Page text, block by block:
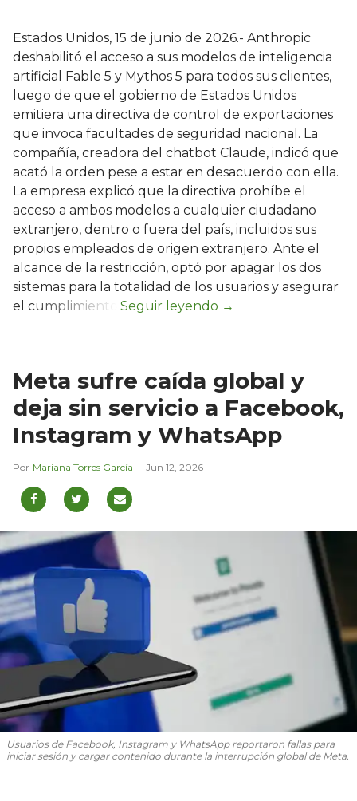
Estados Unidos, 15 de junio de 2026.- Anthropic
deshabilitó el acceso a sus modelos de inteligencia
artificial Fable 5 y Mythos 5 para todos sus clientes,
luego de que el gobierno de Estados Unidos
emitiera una directiva de control de exportaciones
que invoca facultades de seguridad nacional. La
compañía, creadora del chatbot Claude, indicó que
acató la orden pese a estar en desacuerdo con ella.
La empresa explicó que la directiva prohíbe el
acceso a ambos modelos a cualquier ciudadano
extranjero, dentro o fuera del país, incluidos sus
propios empleados de origen extranjero. Ante el
alcance de la restricción, optó por apagar los dos
sistemas para la totalidad de los usuarios y asegurar
el cumplimiento.
Meta sufre caída global y
deja sin servicio a Facebook,
Instagram y WhatsApp
Mariana Torres García Jun 12, 2026
Usuarios de Facebook, Instagram y WhatsApp reportaron fallas para
iniciar sesión y cargar contenido durante la interrupción global de Meta.